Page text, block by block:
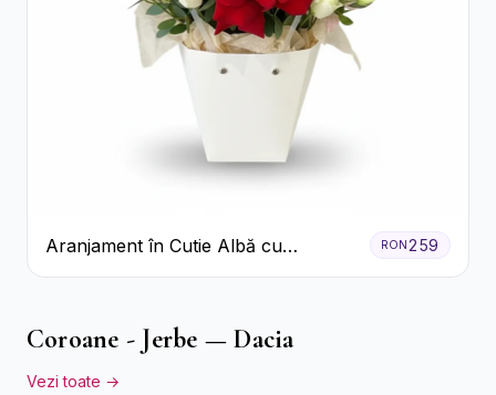
Aranjament în Cutie Albă cu
Trandafiri Roșii și Lisianthus
RON259
Coroane - Jerbe — Dacia
Vezi toate →